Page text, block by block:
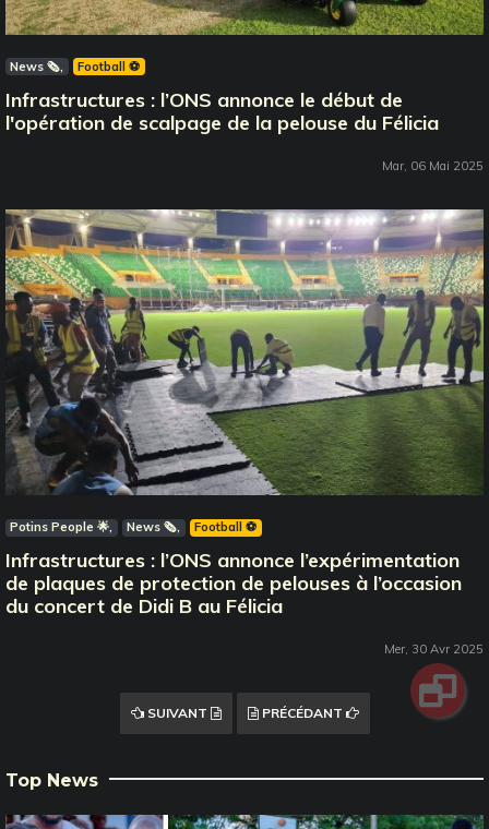
News 🗞️ Football ⚽️
Infrastructures : l’ONS annonce le début de
l'opération de scalpage de la pelouse du Félicia
Mar, 06 Mai 2025
Potins People 🌟 News 🗞️ Football ⚽️
Infrastructures : l’ONS annonce l’expérimentation
de plaques de protection de pelouses à l’occasion
du concert de Didi B au Félicia
Mer, 30 Avr 2025
SUIVANT PRÉCÉDANT
Top News